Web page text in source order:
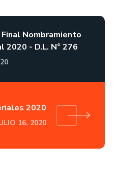
Nombramiento
2020 - D.L. N° 276
2020
16, 2020